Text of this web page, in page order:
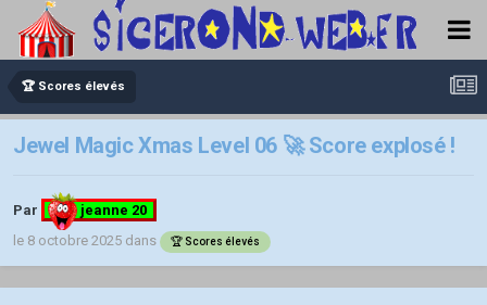
🏆 Scores élevés
Jewel Magic Xmas Level 06 🚀 Score explosé !
Par
jeanne 20
le 8 octobre 2025 dans 🏆 Scores élevés